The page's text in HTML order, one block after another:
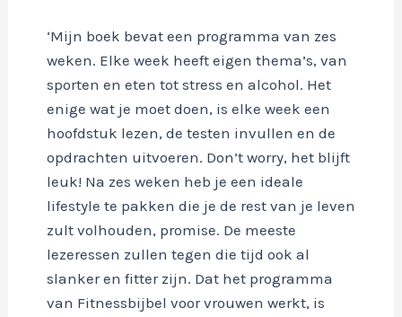
‘Mijn boek bevat een programma van zes
weken. Elke week heeft eigen thema’s, van
sporten en eten tot stress en alcohol. Het
enige wat je moet doen, is elke week een
hoofdstuk lezen, de testen invullen en de
opdrachten uitvoeren. Don’t worry, het blijft
leuk! Na zes weken heb je een ideale
lifestyle te pakken die je de rest van je leven
zult volhouden, promise. De meeste
lezeressen zullen tegen die tijd ook al
slanker en fitter zijn. Dat het programma
van Fitnessbijbel voor vrouwen werkt, is